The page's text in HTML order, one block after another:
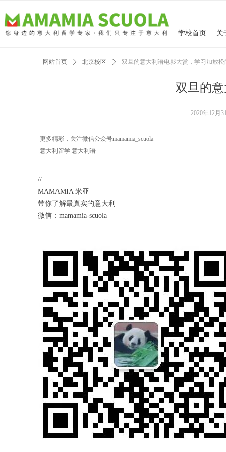
学校首页
双旦的
网站首页 ꄲ 北京校区 ꄲ 双旦的意大利语电影大赏，学习加放松
//
MAMAMIA 米亚
带你了解最真实的意大利
微信：mamamia-scuola
2020年12月
更多精彩，关注微信公众号mamamia_scuola
意大利留学 意大利语